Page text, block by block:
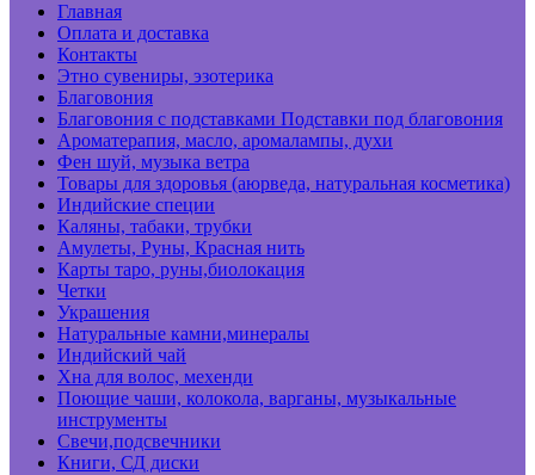
Главная
Оплата и доставка
Контакты
Этно сувениры, эзотерика
Благовония
Благовония с подставками Подставки под благовония
Ароматерапия, масло, аромалампы, духи
Фен шуй, музыка ветра
Товары для здоровья (аюрведа, натуральная косметика)
Индийские специи
Каляны, табаки, трубки
Амулеты, Руны, Красная нить
Карты таро, руны,биолокация
Четки
Украшения
Натуральные камни,минералы
Индийский чай
Хна для волос, мехенди
Поющие чаши, колокола, варганы, музыкальные
инструменты
Свечи,подсвечники
Книги, СД диски